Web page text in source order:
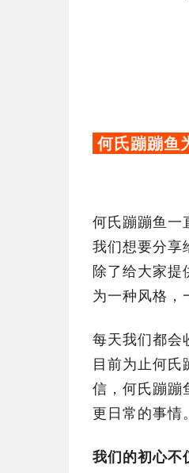
何氏蹦蹦鱼
何氏蹦蹦鱼一
我们想要分享
除了给大家提
为一种风格，
每天我们都会
目前为止何
信，何氏蹦蹦
更日常的事情。
我们的初心不